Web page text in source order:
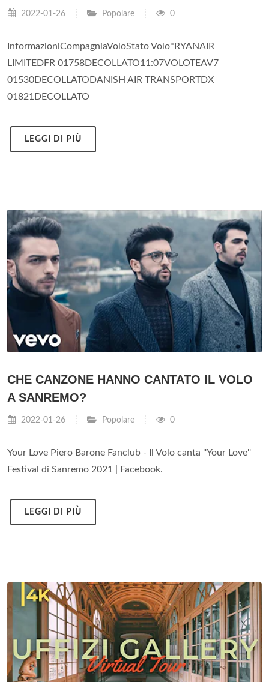
2022-01-26 Popolare 0
InformazioniCompagniaVoloStato Volo*RYANAIR
LIMITEDFR 01758DECOLLATO11:07VOLOTEAV7
01530DECOLLATODANISH AIR TRANSPORTDX
01821DECOLLATO
LEGGI DI PIÙ
CHE CANZONE HANNO CANTATO IL VOLO
A SANREMO?
2022-01-26 Popolare 0
Your Love Piero Barone Fanclub - Il Volo canta ''Your Love''
Festival di Sanremo 2021 | Facebook.
LEGGI DI PIÙ